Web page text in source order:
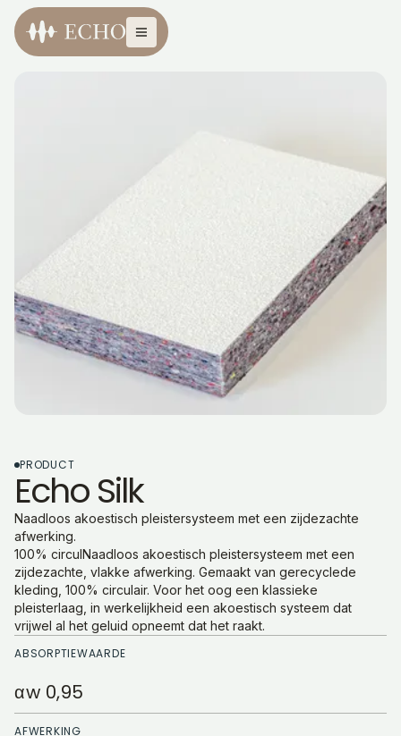
PRODUCT
Echo Silk
Naadloos akoestisch pleistersysteem met een zijdezachte
afwerking.
100% circulNaadloos akoestisch pleistersysteem met een
zijdezachte, vlakke afwerking. Gemaakt van gerecyclede
kleding, 100% circulair. Voor het oog een klassieke
pleisterlaag, in werkelijkheid een akoestisch systeem dat
vrijwel al het geluid opneemt dat het raakt.
ABSORPTIEWAARDE
αw 0,95
AFWERKING